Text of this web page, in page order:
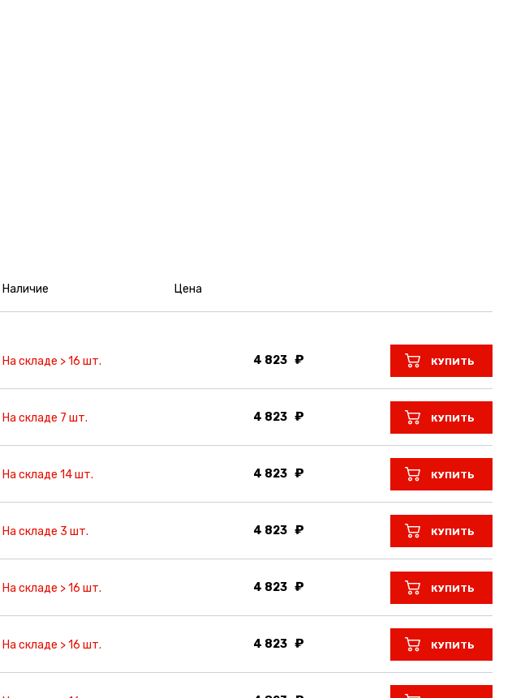
Наличие Цена
На складе > 16 шт. 4 823 КУПИТЬ
На складе 7 шт. 4 823 КУПИТЬ
На складе 14 шт. 4 823 КУПИТЬ
На складе 3 шт. 4 823 КУПИТЬ
На складе > 16 шт. 4 823 КУПИТЬ
На складе > 16 шт. 4 823 КУПИТЬ